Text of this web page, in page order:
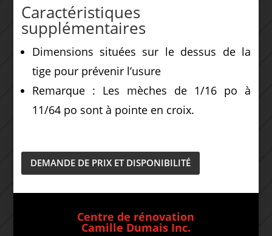
Caractéristiques
supplémentaires
Dimensions situées sur le dessus de la
tige pour prévenir l’usure
Remarque : Les mèches de 1/16 po à
11/64 po sont à pointe en croix.
DEMANDE DE PRIX ET DISPONIBILITÉ
Centre de rénovation
Camille Dumais Inc.